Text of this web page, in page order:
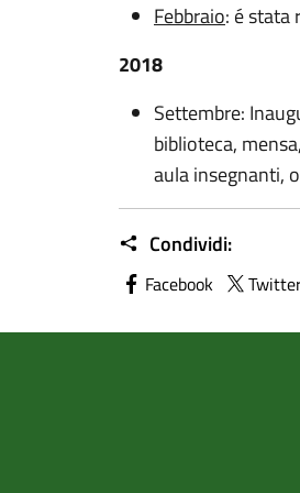
Febbraio: é stata
2018
Settembre:
biblioteca,
aula insegnanti,
Condividi:
Facebook